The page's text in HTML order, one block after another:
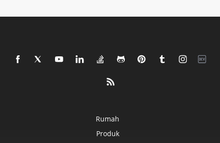
Rumah
Produk